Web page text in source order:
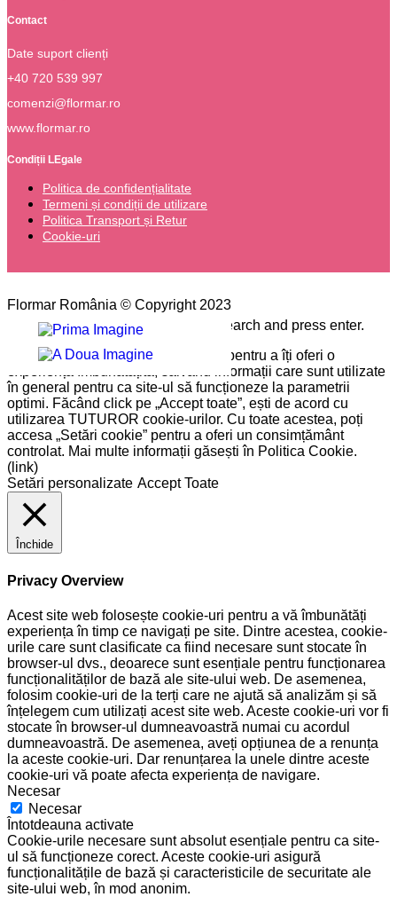
Contact
Date suport clienți
+40 720 539 997
comenzi@flormar.ro
www.flormar.ro
Condiții LEgale
Politica de confidențialitate
Termeni și condiții de utilizare
Politica Transport și Retur
Cookie-uri
Flormar România © Copyright 2023
Please type the word you want to search and press enter.
Pe site-ul nostru folosim cookie-uri pentru a îți oferi o
experiență îmbunătățită, salvând informații care sunt utilizate
în general pentru ca site-ul să funcționeze la parametrii
optimi. Făcând click pe „Accept toate”, ești de acord cu
utilizarea TUTUROR cookie-urilor. Cu toate acestea, poți
accesa „Setări cookie” pentru a oferi un consimțământ
controlat. Mai multe informații găsești în Politica Cookie.
(link)
Setări personalizate Accept Toate
Închide
Privacy Overview
Acest site web folosește cookie-uri pentru a vă îmbunătăți
experiența în timp ce navigați pe site. Dintre acestea, cookie-
urile care sunt clasificate ca fiind necesare sunt stocate în
browser-ul dvs., deoarece sunt esențiale pentru funcționarea
funcționalităților de bază ale site-ului web. De asemenea,
folosim cookie-uri de la terți care ne ajută să analizăm și să
înțelegem cum utilizați acest site web. Aceste cookie-uri vor fi
stocate în browser-ul dumneavoastră numai cu acordul
dumneavoastră. De asemenea, aveți opțiunea de a renunța
la aceste cookie-uri. Dar renunțarea la unele dintre aceste
cookie-uri vă poate afecta experiența de navigare.
Necesar
Necesar
Întotdeauna activate
Cookie-urile necesare sunt absolut esențiale pentru ca site-
ul să funcționeze corect. Aceste cookie-uri asigură
funcționalitățile de bază și caracteristicile de securitate ale
site-ului web, în mod anonim.